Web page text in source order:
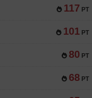
117 PT
101 PT
80 PT
68 PT